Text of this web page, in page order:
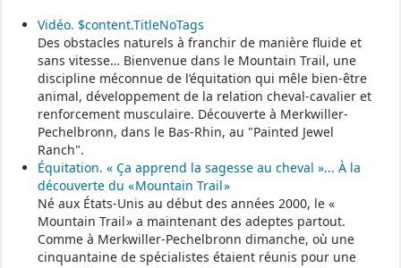
Le sitehttps://monenfant.fr/ de la CAF présente les disponibilités
des assistants maternels.
- - - - - - - - - - - - - - - - - -
Le secrétariat est fermé le samedi matin.
Une permanence est assurée par le maire, sur rendez-vous.
Vidéo. $content.TitleNoTags
Des obstacles naturels à franchir de manière fluide et
sans vitesse… Bienvenue dans le Mountain Trail, une
discipline méconnue de l’équitation qui mêle bien-être
animal, développement de la relation cheval-cavalier et
renforcement musculaire. Découverte à Merkwiller-
Pechelbronn, dans le Bas-Rhin, au "Painted Jewel
Ranch".
Équitation. « Ça apprend la sagesse au cheval »... À la
découverte du « Mountain Trail »
Né aux États-Unis au début des années 2000, le «
Mountain Trail » a maintenant des adeptes partout.
Comme à Merkwiller-Pechelbronn dimanche, où une
cinquantaine de spécialistes étaient réunis pour une